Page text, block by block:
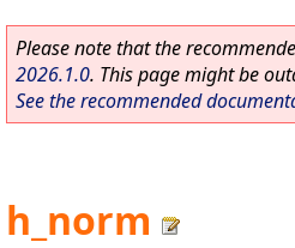
Please note that the
2026.1.0. This page might be
See the recommended
h_norm